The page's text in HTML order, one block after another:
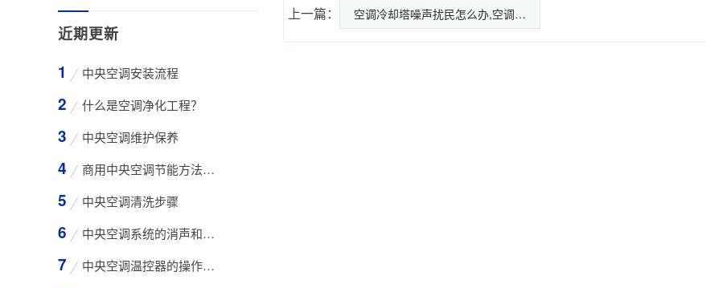
近期更新
中央空调安装流程
什么是空调净化工程？
中央空调维护保养
商用中央空调节能方法与技巧
中央空调清洗步骤
中央空调系统的消声和减振措施
中央空调温控器的操作方法
上一篇： 空调冷却塔噪声扰民怎么办,空调…